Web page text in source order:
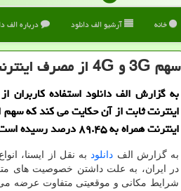
خانه آرشیو الف دانلود درباره الف
سهم 3G و 4G از مصرف اینترنت به ۸۹ درصد رسید
اینترنت ثابت از آن حکایت می کند که
اینترنت همراه به ۸۹.۴۵ درصد رسیده است.
به گزارش الف دانلودبه نقل از ایسنا،
در ایران، به علت داشتن خصوصیت های
شرایط مکانی و موقعیتی متفاوت عرضه می